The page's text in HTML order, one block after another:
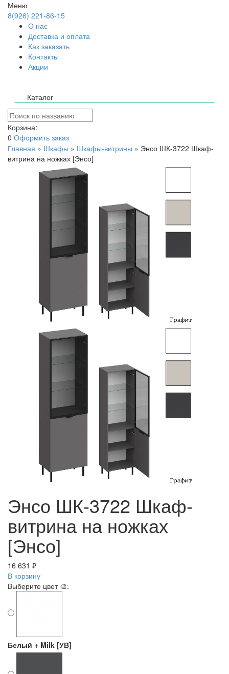
Меню
8(926) 221-86-15
О нас
Доставка и оплата
Как заказать
Контакты
Акции
Каталог
Корзина:
0 Оформить заказ
Главная » Шкафы » Шкафы-витрины » Энсо ШК-3722 Шкаф-
витрина на ножках [Энсо]
Энсо ШК-3722 Шкаф-
витрина на ножках
[Энсо]
16 631 ₽
В корзину
Выберите цвет 🎨:
Белый + Milk [УВ]